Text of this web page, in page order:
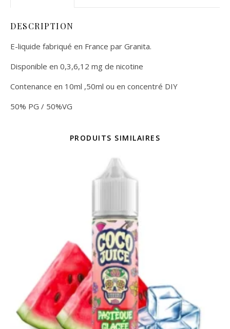
DESCRIPTION
E-liquide fabriqué en France par Granita.
Disponible en 0,3,6,12 mg de nicotine
Contenance en 10ml ,50ml ou en concentré DIY
50% PG / 50%VG
PRODUITS SIMILAIRES